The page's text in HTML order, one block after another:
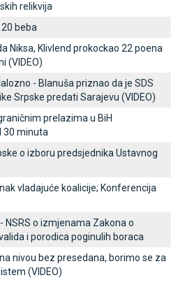
relikvija
beba
Niksa, Klivlend prokockao 22 poena
(VIDEO)
- Blanuša priznao da je SDS
Srpske predati Sarajevu (VIDEO)
prelazima u BiH
30 minuta
o izboru predsjednika Ustavnog
vladajuće koalicije; Konferencija
NSRS o izmjenama Zakona o
i porodica poginulih boraca
nivou bez presedana, borimo se za
(VIDEO)